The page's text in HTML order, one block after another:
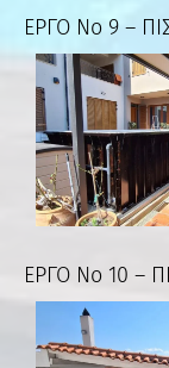
ΕΡΓΟ Νο 9 –
ΕΡΓΟ Νο 10 –